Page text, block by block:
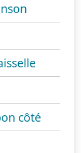
côté